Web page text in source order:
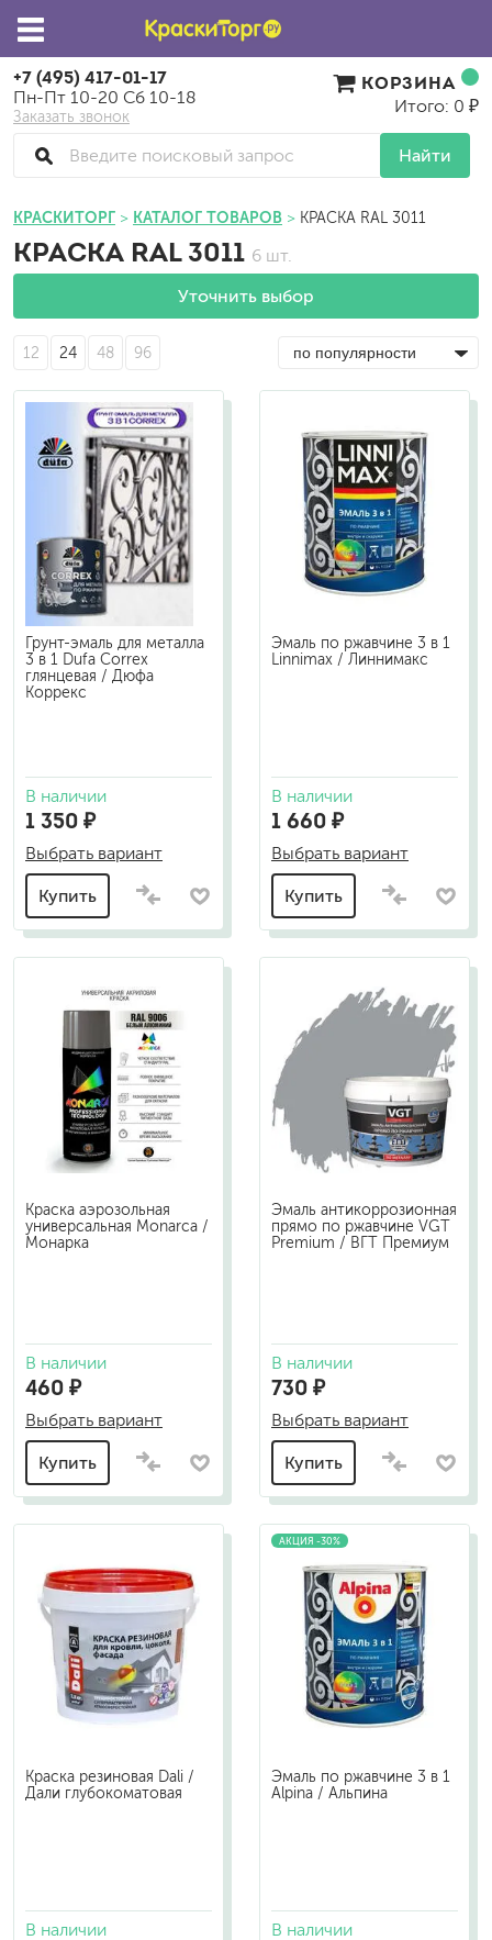
+7 (495) 417-01-17
Пн-Пт 10-20 Сб 10-18
Заказать звонок
Найти
КОРЗИНА
Итого: 0 ₽
КРАСКИТОРГ КАТАЛОГ ТОВАРОВ КРАСКА RAL 3011
КРАСКА RAL 3011 6 шт.
Уточнить выбор
12 24 48 96
Грунт-эмаль для металла
3 в 1 Dufa Correx
глянцевая / Дюфа
Коррекс
В наличии
1 350 ₽
Выбрать вариант
Купить
Эмаль по ржавчине 3 в 1
Linnimax / Линнимакс
В наличии
1 660 ₽
Выбрать вариант
Купить
Краска аэрозольная
универсальная Monarca /
Монарка
В наличии
460 ₽
Выбрать вариант
Купить
Эмаль антикоррозионная
прямо по ржавчине VGT
Premium / ВГТ Премиум
В наличии
730 ₽
Выбрать вариант
Купить
Краска резиновая Dali /
Дали глубокоматовая
В наличии
АКЦИЯ -30%
Эмаль по ржавчине 3 в 1
Alpina / Альпина
В наличии